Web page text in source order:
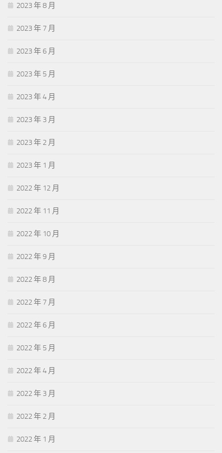
2023 年 8 月
2023 年 7 月
2023 年 6 月
2023 年 5 月
2023 年 4 月
2023 年 3 月
2023 年 2 月
2023 年 1 月
2022 年 12 月
2022 年 11 月
2022 年 10 月
2022 年 9 月
2022 年 8 月
2022 年 7 月
2022 年 6 月
2022 年 5 月
2022 年 4 月
2022 年 3 月
2022 年 2 月
2022 年 1 月